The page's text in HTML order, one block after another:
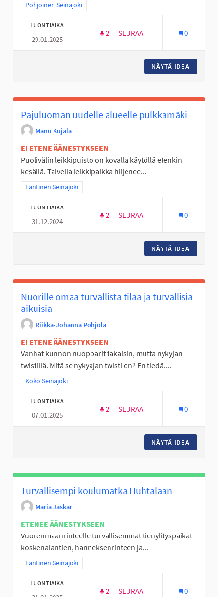
Rajaa tulokset teeman mukaan: Pohjoinen Seinäjoki
Pohjoinen Seinäjoki
LUONTIAIKA
29.01.2025
2 2 SEURAAJAA
SEURAA 0
NÄYTÄ IDEA
Pajuluoman uudelle alueelle pulkkamäki
Manu Kujala
EI ETENE ÄÄNESTYKSEEN
Puolivälin leikkipuisto on kovalla käytöllä etenkin
kesällä. Talvella leikkipaikka hiljenee...
Rajaa tulokset teeman mukaan: Läntinen Seinäjoki
Läntinen Seinäjoki
LUONTIAIKA
31.12.2024
2 2 SEURAAJAA
SEURAA 0
NÄYTÄ IDEA
Nuorille omaa turvallista tilaa ja turvallisia
aikuisia
Riikka-Johanna Pohjola
EI ETENE ÄÄNESTYKSEEN
Vanhat kunnon nuopparit takaisin, mutta nykyjan
twistillä. Mitä se nykyajan twisti on? En tiedä....
Rajaa tulokset teeman mukaan: Koko Seinäjoki
Koko Seinäjoki
LUONTIAIKA
07.01.2025
2 2 SEURAAJAA
SEURAA 0
NÄYTÄ IDEA
Turvallisempi koulumatka Huhtalaan
Maria Jaskari
ETENEE ÄÄNESTYKSEEN
Vuorenmaanrinteelle turvallisemmat tienylityspaikat
koskenalantien, hanneksenrinteen ja...
Rajaa tulokset teeman mukaan: Läntinen Seinäjoki
Läntinen Seinäjoki
LUONTIAIKA
2 2 SEURAAJAA
SEURAA 0